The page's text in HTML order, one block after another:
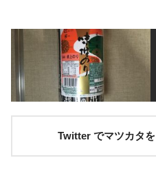
Twitter でマツカタを